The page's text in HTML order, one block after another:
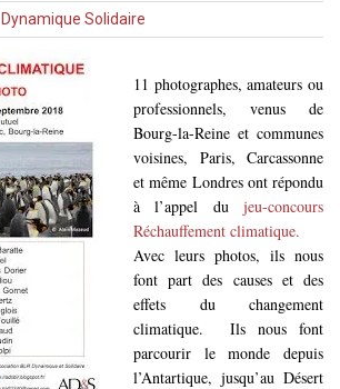
Dynamique Solidaire
11 photographes, amateurs ou
professionnels, venus de
Bourg-la-Reine et communes
voisines, Paris, Carcassonne
et même Londres ont répondu
à l’appel du jeu-concours
Réchauffement climatique.
Avec leurs photos, ils nous
font part des causes et des
effets du changement
climatique. Ils nous font
parcourir le monde depuis
l’Antartique, jusqu’au Désert